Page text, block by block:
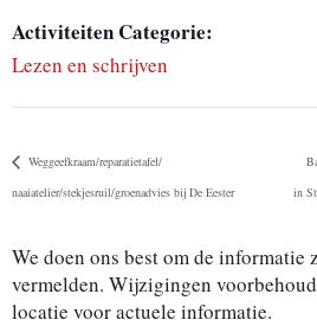
Activiteiten Categorie:
Lezen en schrijven
Weggeefkraam/reparatietafel/
naaiatelier/stekjesruil/groenadvies bij De Eester
in
We doen ons best om de
vermelden. Wijzigingen
locatie voor actuele informatie.